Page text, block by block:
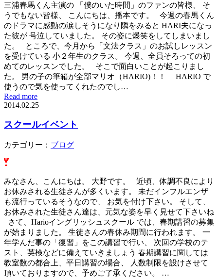
三浦春馬くん主演の 「僕のいた時間」のファンの皆様、 そ
うでもない皆様、 こんにちは、播本です。 今週の春馬くん
のドラマに感動の涙しそうになり隣をみると HARI夫になっ
た彼が 号泣していました。 その姿に爆笑をしてしまいまし
た。 ところで、今月から「文法クラス」のお試しレッスン
を受けている 小２年生のクラス。 今週、全員そろっての初
めてのレッスンでした。 そこで面白いことが起こりまし
た。 男の子の筆箱が全部マリオ（HARIO)！！ HARIO で
使うので気を使ってくれたのでし…
Read more
2014.02.25
スクールイベント
カテゴリー： ブログ
みなさん、こんにちは。 大野です。 近頃、体調不良により
お休みされる生徒さんが多くいます。 未だインフルエンザ
も流行っているそうなので、 お気を付け下さい。 そして、
お休みされた生徒さん達は、元気な姿を早く見せて下さいね
さて、Harioイングリッシュスクール では、春期講習の募集
が始まりました。 生徒さんの春休み期間に行われます。 一
年学んだ事の「復習」をこの講習で行い、 次回の学校のテ
スト、英検などに備えていきましょう 春期講習に関しては
教室数の都合上、平日講習の場合、 人数制限を設けさせて
頂いておりますので、予めご了承ください。 …